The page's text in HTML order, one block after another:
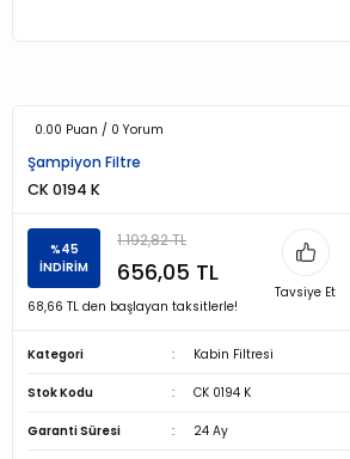
0.00 Puan / 0 Yorum
Şampiyon Filtre
CK 0194 K
%45
İNDİRİM
1.192,82 TL
656,05 TL
68,66 TL den başlayan taksitlerle!
Tavsiye Et
Kategori Kabin Filtresi
Stok Kodu CK 0194 K
Garanti Süresi 24 Ay